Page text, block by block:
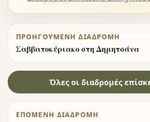
ΠΡΟΗΓΟΎΜΕΝΗ ΔΙΑΔΡΟΜΉ
Σαββατοκύριακο στη Δημητσάνα
Όλες οι διαδρομές
ΕΠΌΜΕΝΗ ΔΙΑΔΡΟΜΉ